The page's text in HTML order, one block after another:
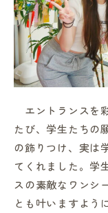
プライバシーポ
エントランスを
たび、学生たちの
の飾りつけ、実は
てくれました。学
スの素敵なワンシ
とも叶いますよう